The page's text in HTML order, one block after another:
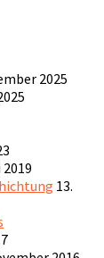
2025
2019
13.